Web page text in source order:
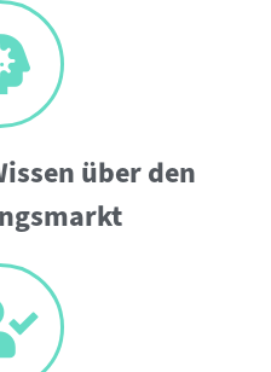
über den